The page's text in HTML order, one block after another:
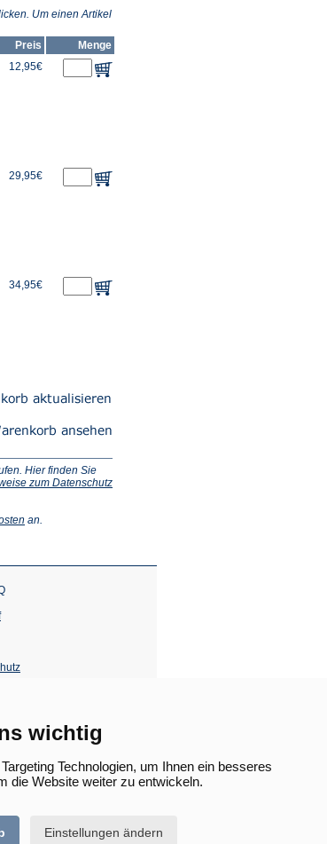
wichtig
Technologien, um Ihnen ein besseres
die Website weiter zu entwickeln.
Einstellungen ändern
Um einen Artikel
Preis
Menge
12,95€
29,95€
34,95€
Hier finden Sie
zum Datenschutz
(Öffnet
Tab)
an.
einem
neuen